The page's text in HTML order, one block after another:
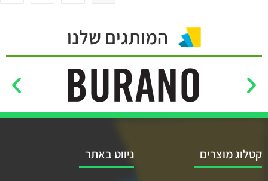
המותגים שלנו
קטלוג מוצרים ניווט באתר